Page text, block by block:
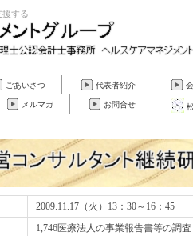
援する
ごあいさつ 代表者紹介
メルマガ お問合せ
2009.11.17（火）13：30～16：45
1,746医療法人の事業報告書等の調